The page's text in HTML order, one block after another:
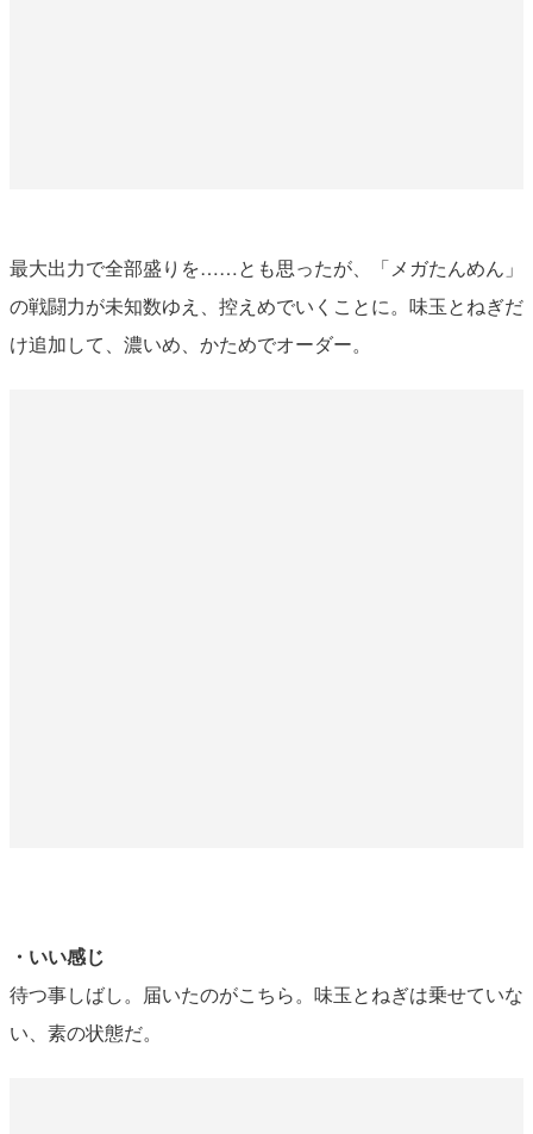
最大出力で全部盛りを……とも思ったが、「メガたんめん」
の戦闘力が未知数ゆえ、控えめでいくことに。味玉とねぎだ
け追加して、濃いめ、かためでオーダー。
・いい感じ
待つ事しばし。届いたのがこちら。味玉とねぎは乗せていな
い、素の状態だ。